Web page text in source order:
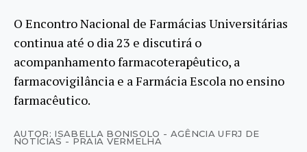
O Encontro Nacional de Farmácias Universitárias
continua até o dia 23 e discutirá o
acompanhamento farmacoterapêutico, a
farmacovigilância e a Farmácia Escola no ensino
farmacêutico.
AUTOR: ISABELLA BONISOLO - AGÊNCIA UFRJ DE
NOTÍCIAS - PRAIA VERMELHA